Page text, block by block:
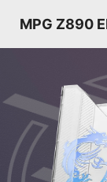
MPG Z890